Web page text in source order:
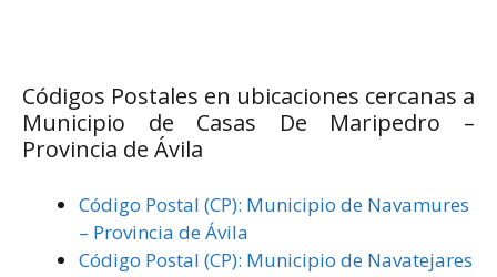
Códigos Postales en ubicaciones cercanas a
Municipio de Casas De Maripedro –
Provincia de Ávila
Código Postal (CP): Municipio de Navamures
– Provincia de Ávila
Código Postal (CP): Municipio de Navatejares